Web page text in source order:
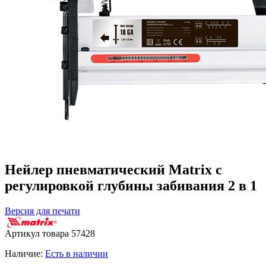
Нейлер пневматический Matrix с
регулировкой глубины забивания 2 в 1
Версия для печати
Артикул товара 57428
Наличие: Есть в наличии